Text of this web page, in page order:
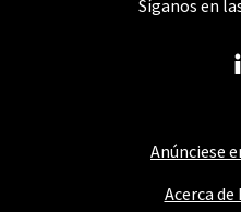
Anúnciese
Acerca de
Síganos en